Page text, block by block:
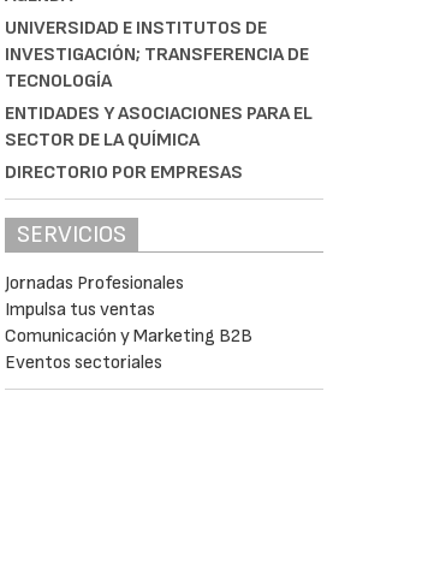
UNIVERSIDAD E INSTITUTOS DE
INVESTIGACIÓN; TRANSFERENCIA DE
TECNOLOGÍA
ENTIDADES Y ASOCIACIONES PARA EL
SECTOR DE LA QUÍMICA
DIRECTORIO POR EMPRESAS
SERVICIOS
Jornadas Profesionales
Impulsa tus ventas
Comunicación y Marketing B2B
Eventos sectoriales